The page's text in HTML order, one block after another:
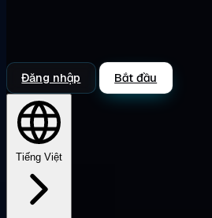
Đăng nhập Bắt đầu
Tiếng Việt